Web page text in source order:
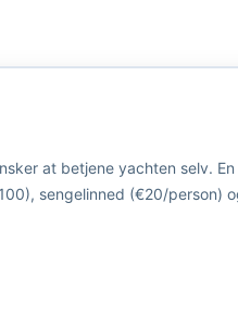
at betjene yachten selv.
sengelinned (€20/person)